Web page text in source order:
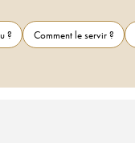
? Comment le servir ?